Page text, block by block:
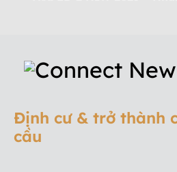
Định cư & trở thành
cầu